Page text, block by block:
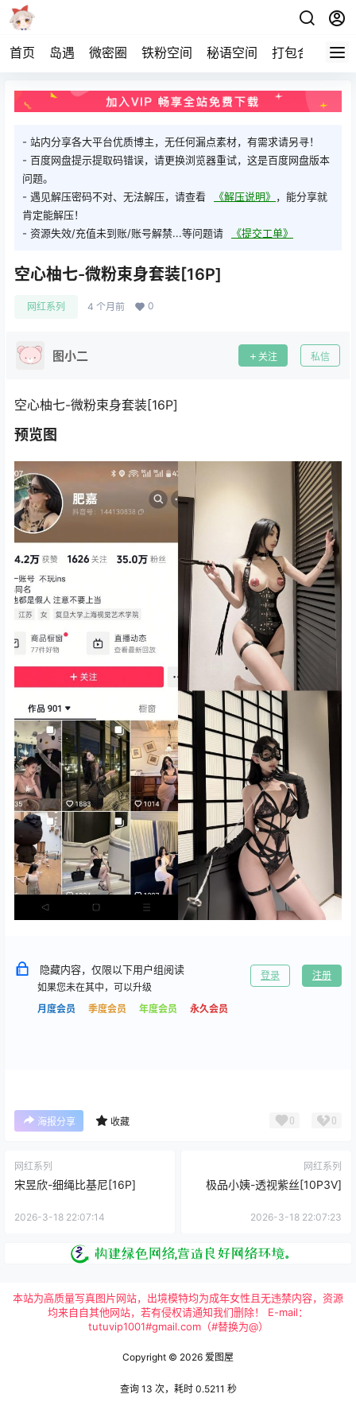
首页 岛遇 微密圈 铁粉空间 秘语空间 打包合集 关
- 站内分享各大平台优质博主，无任何漏点素材，有需求请另寻！
- 百度网盘提示提取码错误，请更换浏览器重试，这是百度网盘版本
问题。
- 遇见解压密码不对、无法解压，请查看
《解压说明》 ，能分享就
肯定能解压！
- 资源失效/充值未到账/账号解禁...等问题请
《提交工单》
空心柚七-微粉束身套装[16P]
网红系列 4 个月前 0
图小二 关注 私信
空心柚七-微粉束身套装[16P]
预览图
隐藏内容，仅限以下用户组阅读
如果您未在其中，可以升级
月度会员
季度会员 年度会员 永久会员
登录 注册
海报分享 收藏 0 0
网红系列
宋昱欣-细绳比基尼[16P]
2026-3-18 22:07:14
网红系列
极品小姨-透视紫丝[10P3V]
2026-3-18 22:07:23
本站为高质量写真图片网站，出境模特均为成年女性且无违禁内容，资源
均来自自其他网站，若有侵权请通知我们删除！ E-mail：
tutuvip1001#gmail.com（#替换为@）
Copyright © 2026 爱图屋
查询 13 次，耗时 0.5211 秒